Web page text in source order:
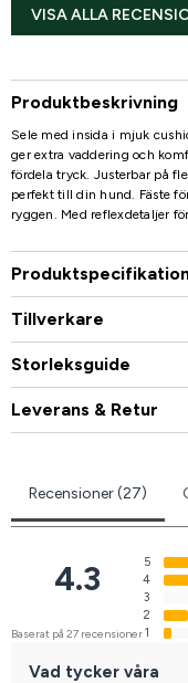
VISA ALLA
Produktbeskrivning
Sele med insida i mjuk
ger extra vaddering och
fördela tryck. Justerbar på
perfekt till din hund. Fäste
ryggen. Med reflexdetaljer
Tillverkare
Storleksguide
Leverans & Retur
Recensioner (27)
4.3
Baserat på 27 recensioner
5
4
3
2
1
Vad tycker våra